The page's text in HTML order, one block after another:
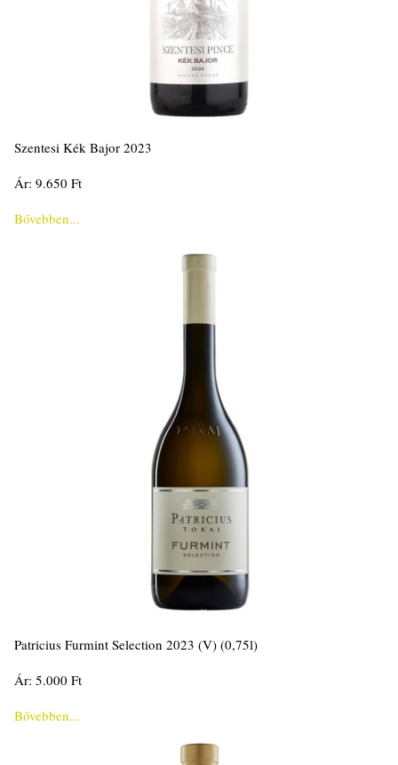
Szentesi Kék Bajor 2023
Ár: 9.650 Ft
Bővebben...
Patricius Furmint Selection 2023 (V) (0,75l)
Ár: 5.000 Ft
Bővebben...